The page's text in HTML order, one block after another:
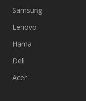
Samsung
Lenovo
Hama
Dell
Acer